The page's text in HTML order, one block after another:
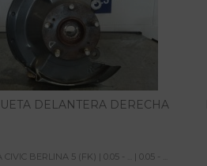
DELANTERA DERECHA
BERLINA 5 (FK) | 0.05 - ... | 0.05 - ...